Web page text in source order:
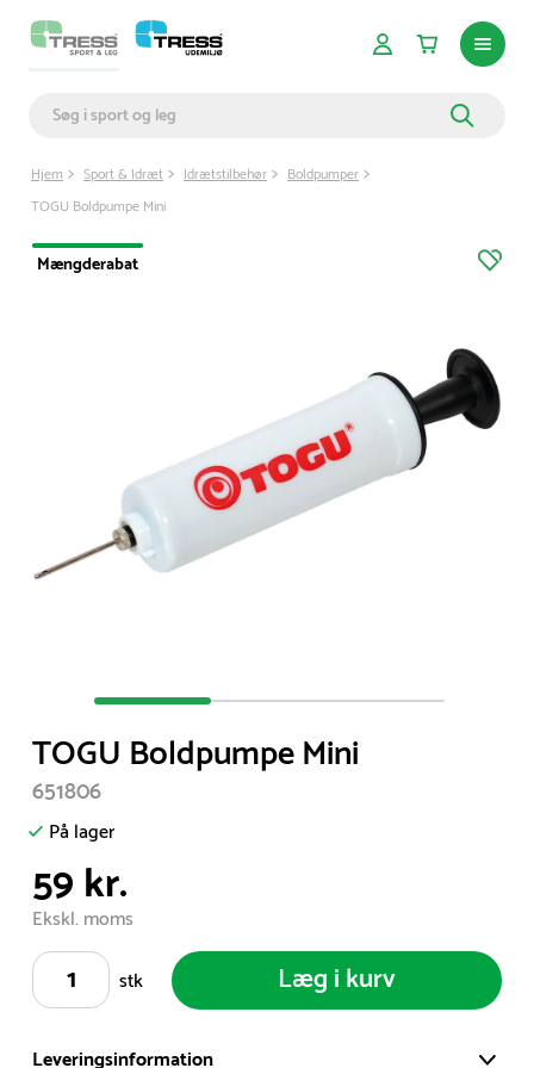
Hjem Sport & Idræt Idrætstilbehør
Boldpumper
TOGU Boldpumpe Mini
Mængderabat
of
3
TOGU Boldpumpe Mini
651806
På lager
59 kr.
Ekskl. moms
stk
Læg i kurv
Leveringsinformation